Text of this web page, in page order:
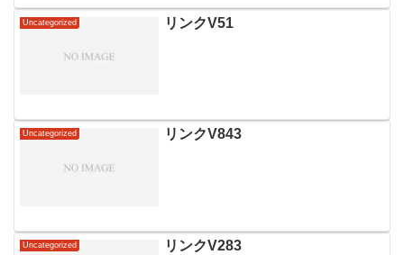
Uncategorized リンクV51
Uncategorized リンクV843
Uncategorized リンクV283